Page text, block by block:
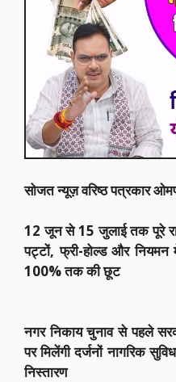
सोजत न्यूज़ वरिष्ठ पत्रकार
12 जून से 15 जुलाई तक पूरे
पट्टों, फ्री-होल्ड और नियमन
100% तक की छूट
नगर निकाय चुनाव से पहले
पर मिलेंगी दर्जनों नागरिक
निस्तारण